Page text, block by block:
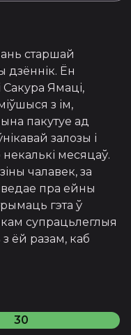
старшай
дзённік. Ён
Ямаці,
з ім,
пакутуе ад
залозы і
месяцаў.
чалавек, за
пра ейны
гэта ў
супрацьлеглыя
ёй разам, каб
30